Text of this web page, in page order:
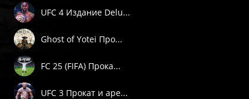
UFC 4 Издание Delu...
Ghost of Yotei Про...
FC 25 (FIFA) Прока...
UFC 3 Прокат и аре...